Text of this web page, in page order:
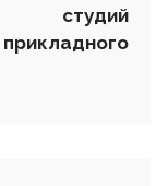
студий